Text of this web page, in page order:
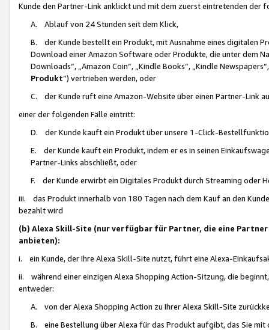
Kunde den Partner-Link anklickt und mit dem zuerst eintretenden der
A. Ablauf von 24 Stunden seit dem Klick,
B. der Kunde bestellt ein Produkt, mit Ausnahme eines digitalen
Download einer Amazon Software oder Produkte, die unter dem
Downloads“, „Amazon Coin“, „Kindle Books“, „Kindle
Produkt“) vertrieben werden, oder
C. der Kunde ruft eine Amazon-Website über einen Partner-Link
einer der folgenden Fälle eintritt:
D. der Kunde kauft ein Produkt über unsere 1-Click-
E. der Kunde kauft ein Produkt, indem er es in seinen
Partner-Links abschließt, oder
F. der Kunde erwirbt ein Digitales Produkt durch Streaming oder
iii. das Produkt innerhalb von 180 Tagen nach dem Kauf an den
bezahlt wird
(b) Alexa Skill-Site (nur verfügbar für Partner, die eine
anbieten):
i. ein Kunde, der Ihre Alexa Skill-Site nutzt, führt eine Alexa-
ii. während einer einzigen Alexa Shopping Action-Sitzung, die
entweder:
A. von der Alexa Shopping Action zu Ihrer Alexa Skill-Site
B. eine Bestellung über Alexa für das Produkt aufgibt, das Sie mit